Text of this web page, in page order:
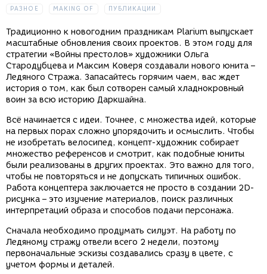
РАЗНОЕ MAKING OF ПУБЛИКАЦИИ
Традиционно к новогодним праздникам Plarium выпускает
масштабные обновления своих проектов. В этом году для
стратегии «Войны престолов» художники Ольга
Стародубцева и Максим Коверя создавали нового юнита –
Ледяного Стража. Запасайтесь горячим чаем, вас ждет
история о том, как был сотворен самый хладнокровный
воин за всю историю Даркшайна.
Всё начинается с идеи. Точнее, с множества идей, которые
на первых порах сложно упорядочить и осмыслить. Чтобы
не изобретать велосипед, концепт-художник собирает
множество референсов и смотрит, как подобные юниты
были реализованы в других проектах. Это важно для того,
чтобы не повторяться и не допускать типичных ошибок.
Работа концептера заключается не просто в создании 2D-
рисунка – это изучение материалов, поиск различных
интерпретаций образа и способов подачи персонажа.
Сначала необходимо продумать силуэт. На работу по
Ледяному стражу отвели всего 2 недели, поэтому
первоначальные эскизы создавались сразу в цвете, с
учетом формы и деталей.